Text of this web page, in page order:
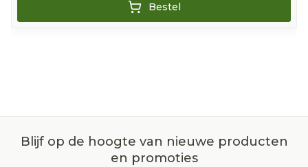
Bestel
Blijf op de hoogte van nieuwe producten
en promoties